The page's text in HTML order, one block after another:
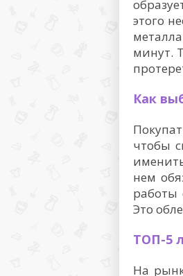
этого
минут.
Как
чтобы
нем
работы
Это
ТОП-5
На